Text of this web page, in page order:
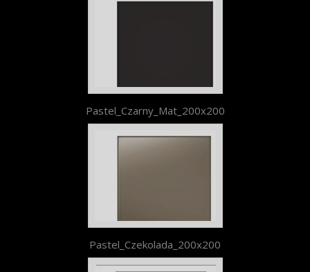
Pastel_Czarny_Mat_200x200
Pastel_Czekolada_200x200